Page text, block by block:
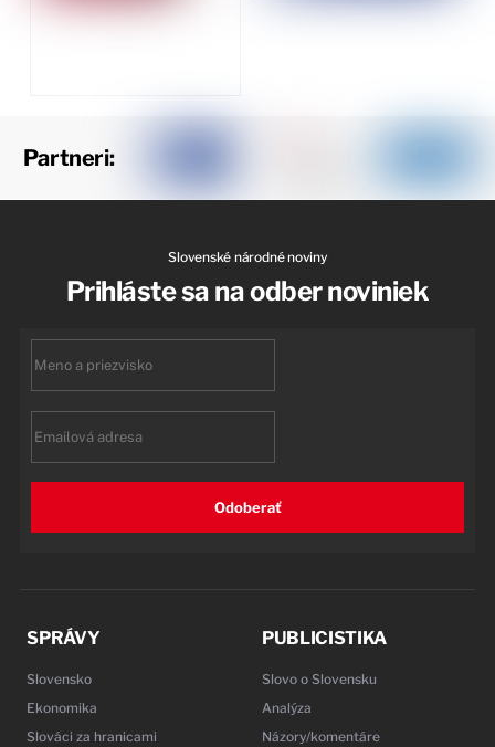
Partneri:
Slovenské národné noviny
Prihláste sa na odber noviniek
Odoberať
SPRÁVY
Slovensko
Ekonomika
Slováci za hranicami
PUBLICISTIKA
Slovo o Slovensku
Analýza
Názory/komentáre